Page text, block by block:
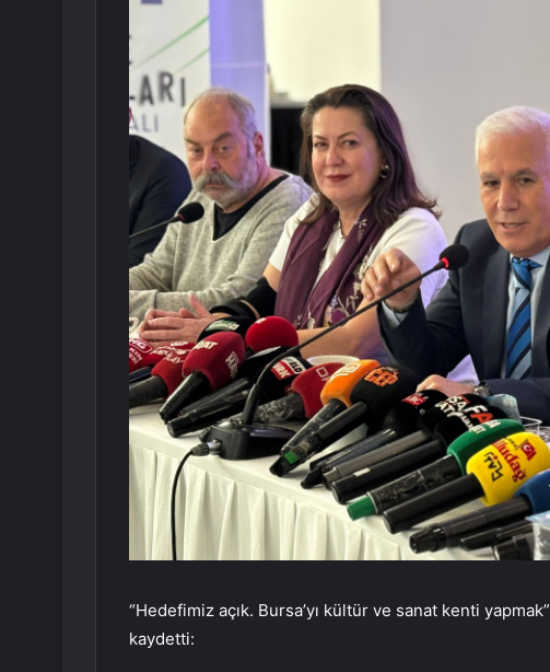
“Hedefimiz açık. Bursa’yı kültür ve sanat kenti
kaydetti: